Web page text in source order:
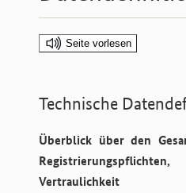
Seite vorlesen
Technische
Überblick über den
Vertraulichkeit